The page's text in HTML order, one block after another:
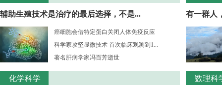
辅助生殖技术是治疗的最后选择，不是...
癌细胞会借特定蛋白关闭人体免疫反应
科学家攻坚显微技术 首次临床观测到1...
著名肝病学家冯百芳逝世
化学科学
有一群人
数理科